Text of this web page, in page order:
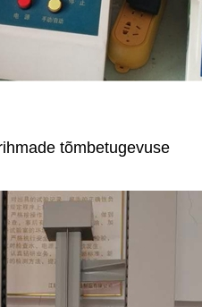
tõmbetugevuse